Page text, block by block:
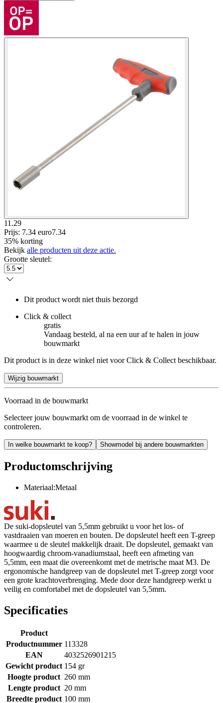
11.29
Prijs: 7.34 euro7.34
35% korting
Bekijk alle producten uit deze actie.
Grootte sleutel:
Dit product wordt niet thuis bezorgd
Click & collect
gratis
Vandaag besteld, al na een uur af te halen in jouw
bouwmarkt
Dit product is in deze winkel niet voor Click & Collect beschikbaar.
Wijzig bouwmarkt
Voorraad in de bouwmarkt
Selecteer jouw bouwmarkt om de voorraad in de winkel te
controleren.
In welke bouwmarkt te koop? Showmodel bij andere bouwmarkten
Productomschrijving
Materiaal:Metaal
De suki-dopsleutel van 5,5mm gebruikt u voor het los- of
vastdraaien van moeren en bouten. De dopsleutel heeft een T-greep
waarmee u de sleutel makkelijk draait. De dopsleutel, gemaakt van
hoogwaardig chroom-vanadiumstaal, heeft een afmeting van
5,5mm, een maat die overeenkomt met de metrische maat M3. De
ergonomische handgreep van de dopsleutel met T-greep zorgt voor
een grote krachtoverbrenging. Mede door deze handgreep werkt u
veilig en comfortabel met de dopsleutel van 5,5mm.
Specificaties
Product
Productnummer 113328
EAN
4032526901215
Gewicht product 154 gr
Hoogte product 260 mm
Lengte product 20 mm
Breedte product 100 mm